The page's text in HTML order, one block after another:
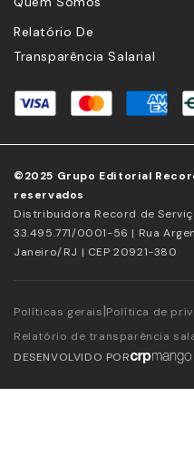
Relatório De
Transparência Salarial
©2025 Grupo Editorial
reservados
Distribuidora Record de
33.495.771/0001-56 | Rua
Janeiro/RJ | CEP 20921-380
Políticas gerais|Política de
Relatório de transparência
DESENVOLVIDO POR